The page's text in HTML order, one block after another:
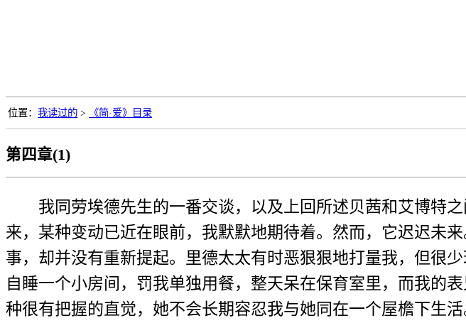
位置： 我读过的 > 《简·爱》目录
第四章(1)
我同劳埃德先生的一番交谈，以及上回所述贝茜和艾博特
来，某种变动已近在眼前，我默默地期待着。然而，它迟迟未
事，却并没有重新提起。里德太太有时恶狠狠地打量我，但很
自睡一个小房间，罚我单独用餐，整天呆在保育室里，而我的
种很有把握的直觉，她不会长期容忍我与她同在一个屋檐下生